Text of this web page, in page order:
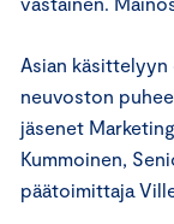
Asian
neuvoston
jäsenet
Kummoinen,
päätoimittaja